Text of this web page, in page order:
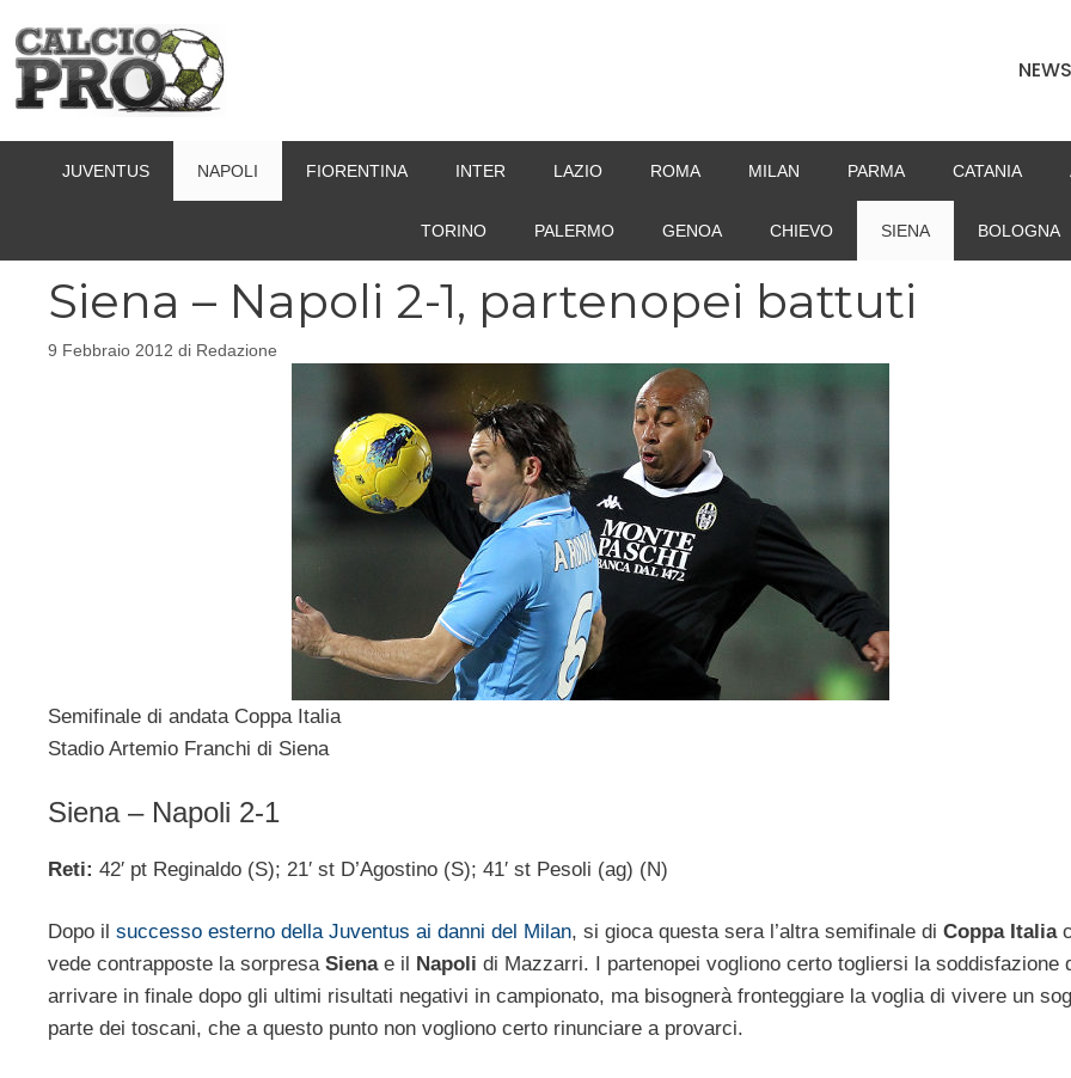
contenuto
NEWS
JUVENTUS NAPOLI FIORENTINA INTER LAZIO ROMA MILAN PARMA CATANIA
TORINO PALERMO GENOA CHIEVO SIENA BOLOGNA
Siena – Napoli 2-1, partenopei battuti
9 Febbraio 2012 di Redazione
Semifinale di andata Coppa Italia
Stadio Artemio Franchi di Siena
Siena – Napoli 2-1
Reti: 42′ pt Reginaldo (S); 21′ st D’Agostino (S); 41′ st Pesoli (ag) (N)
Dopo il successo esterno della Juventus ai danni del Milan, si gioca questa sera l’altra semifinale di Coppa Italia
vede contrapposte la sorpresa Sienae il Napoli di Mazzarri. I partenopei vogliono certo togliersi la soddisfazione
arrivare in finale dopo gli ultimi risultati negativi in campionato, ma bisognerà fronteggiare la voglia di vivere un
parte dei toscani, che a questo punto non vogliono certo rinunciare a provarci.